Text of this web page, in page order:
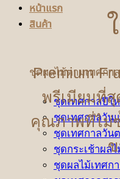
หน้าแรก
สินค้า
ชุดผลไม้ตามเทศกาล
ชุดเทศกาลปีใ
ชุดเทศกาลวัน
ชุดเทศกาลวัน
ชุดกระเช้าผล
ชุดผลไม้เทศก
Premium
พรีเมียมที่
คุณภาพที่ไม่